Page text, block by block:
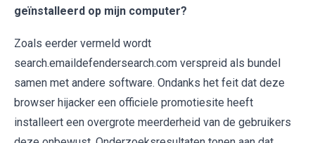
geïnstalleerd op mijn computer?
Zoals eerder vermeld wordt
search.emaildefendersearch.com verspreid als bundel
samen met andere software. Ondanks het feit dat deze
browser hijacker een officiele promotiesite heeft
installeert een overgrote meerderheid van de gebruikers